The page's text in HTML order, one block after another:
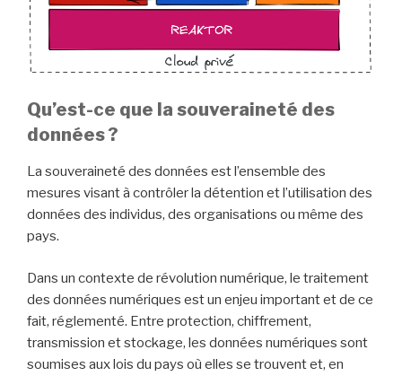
Qu’est-ce que la souveraineté des
données ?
La souveraineté des données est l’ensemble des
mesures visant à contrôler la détention et l’utilisation des
données des individus, des organisations ou même des
pays.
Dans un contexte de révolution numérique, le traitement
des données numériques est un enjeu important et de ce
fait, réglementé. Entre protection, chiffrement,
transmission et stockage, les données numériques sont
soumises aux lois du pays où elles se trouvent et, en